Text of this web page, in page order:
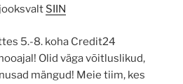
SIIN
5.-8. koha Credit24
Olid väga võitluslikud,
mängud! Meie tiim, kes